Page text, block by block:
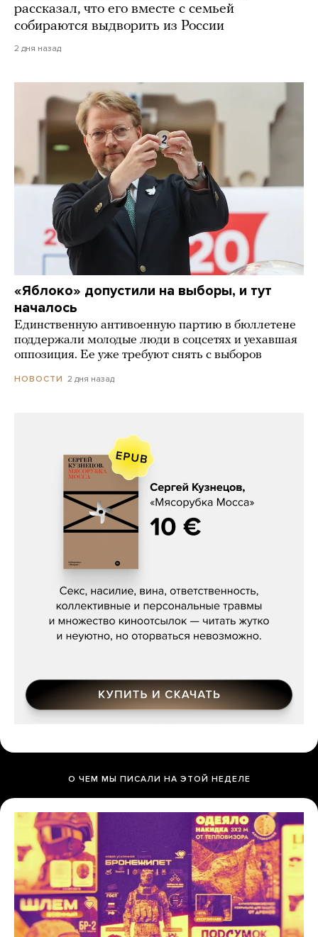
рассказал, что его вместе с семьей
собираются выдворить из России
2 дня назад
«Яблоко» допустили на выборы, и тут
началось
Единственную антивоенную партию в бюллетене
поддержали молодые люди в соцсетях и уехавшая
оппозиция. Ее уже требуют снять с выборов
НОВОСТИ 2 дня назад
Сергей Кузнецов, «Мясорубка
О ЧЕМ МЫ ПИСАЛИ НА ЭТОЙ НЕДЕЛЕ